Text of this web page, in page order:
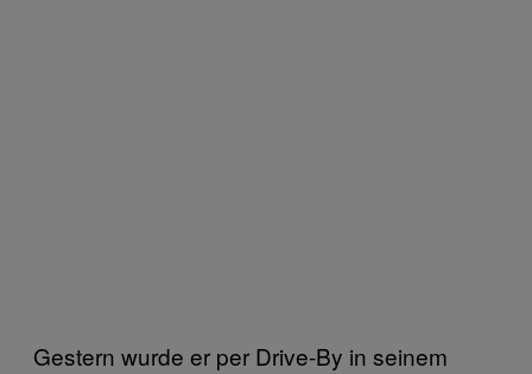
Gestern wurde er per Drive-By in seinem